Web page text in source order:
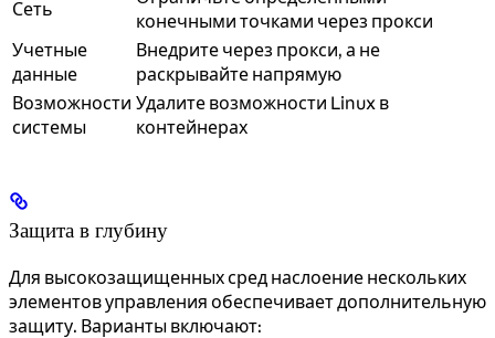
Сеть
конечными точками через прокси
Учетные
данные
Внедрите через прокси, а не
раскрывайте напрямую
Возможности
системы
Удалите возможности Linux в
контейнерах
Защита в глубину
Для высокозащищенных сред наслоение нескольких
элементов управления обеспечивает дополнительную
защиту. Варианты включают: